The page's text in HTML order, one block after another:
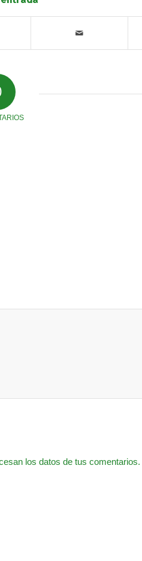
los datos de tus comentarios.